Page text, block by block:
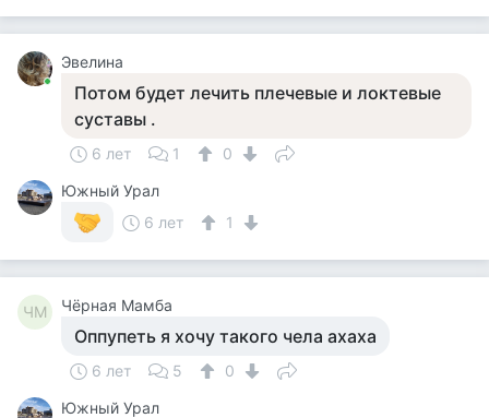
Эвелина
Потом будет лечить плечевые и локтевые
суставы .
6 лет 1
0
Южный Урал
6 лет
1
ЧМ Чёрная Мамба
Оппупеть я хочу такого чела ахаха
6 лет 5
0
Южный Урал